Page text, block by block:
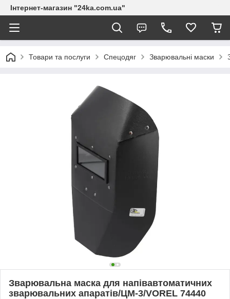
Інтернет-магазин "24ka.com.ua"
Товари та послуги Спецодяг Зварювальні маски
Зварювальна маска для напівавтоматичних
зварювальних апаратів/ЦМ-3/VOREL 74440